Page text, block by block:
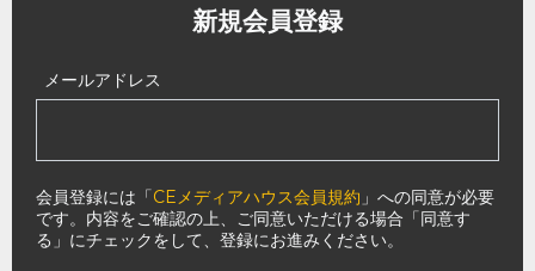
新規会員登録
メールアドレス
会員登録には「CEメディアハウス会員規約 」への同意が必要
です。内容をご確認の上、ご同意いただける場合「同意す
る」にチェックをして、登録にお進みください。